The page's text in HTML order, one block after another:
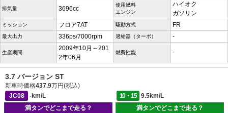
排気量 3696cc
使用燃料
エンジン
ハイオク
ガソリン
ミッション フロア7AT 駆動方式 FR
最大出力 336ps/7000rpm 過給器（ターボ） -
生産期間
2009年10月～201
2年06月
燃費性能 -
3.7 バージョン ST
新車時価格437.9万円(税込)
JC08
-km/L 10・15
9.5km/L
満タンでどこまで走る？
満タンでどこまで走る？